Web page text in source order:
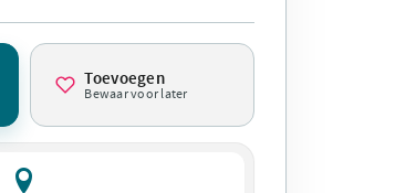
Toevoegen
Bewaar voor later